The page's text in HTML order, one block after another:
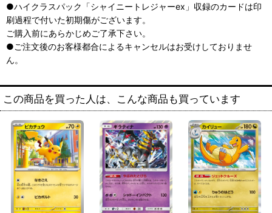
●ハイクラスパック「シャイニートレジャーex」収録のカードは印
刷過程で付いた初期傷がございます。
ご購入前にあらかじめご了承下さい。
●ご注文後のお客様都合によるキャンセルはお受けしておりませ
ん。
この商品を買った人は、こんな商品も買っています